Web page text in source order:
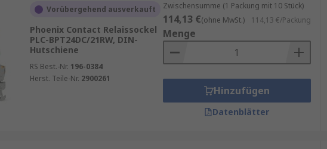
Vorübergehend ausverkauft
Phoenix Contact Relaissockel
PLC-BPT24DC/21RW, DIN-
Hutschiene
RS Best.-Nr. 196-0384
Herst. Teile-Nr. 2900261
Zwischensumme (1 Packung mit 10 Stück)
114,13 €(ohne MwSt.) 114,13 €/Packung
Menge
Hinzufügen
Datenblätter